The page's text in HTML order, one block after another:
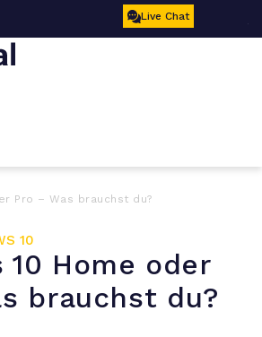
Live Chat
Pro – Was brauchst du?
10
10 Home oder
brauchst du?